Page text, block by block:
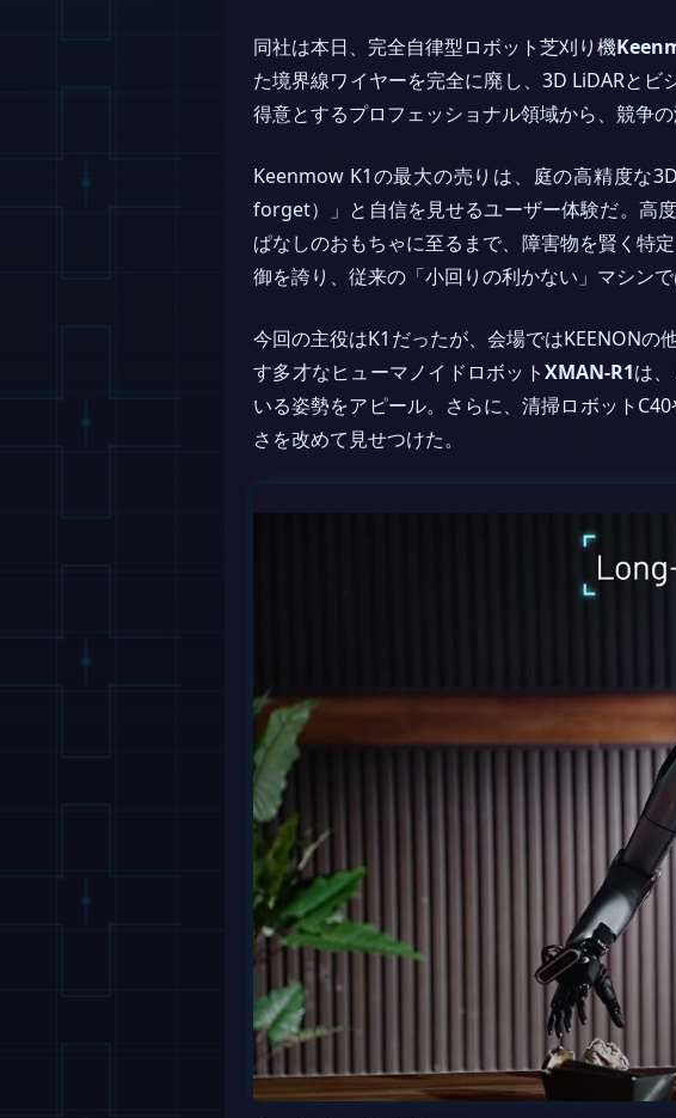
同社は本日、完全自律型ロボット芝刈り機
た境界線ワイヤーを完全に廃し、3D LiDARと
得意とするプロフェッショナル領域から、競争
Keenmow K1の最大の売りは、庭の高精度な
forget）」と自信を見せるユーザー体験だ。高
ぱなしのおもちゃに至るまで、障害物を賢く特
御を誇り、従来の「小回りの利かない」マシン
今回の主役はK1だったが、会場ではKEENON
す多才なヒューマノイドロボットXMAN-R1は
いる姿勢をアピール。さらに、清掃ロボット
さを改めて見せつけた。